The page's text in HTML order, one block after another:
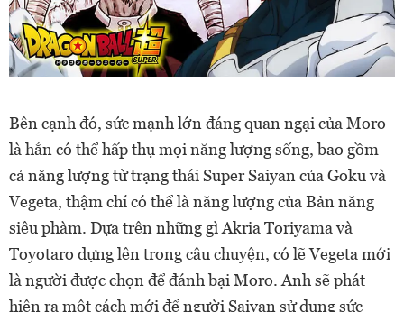
Bên cạnh đó, sức mạnh lớn đáng quan ngại của Moro
là hắn có thể hấp thụ mọi năng lượng sống,bao gồm
cả năng lượng từ trạng thái Super Saiyan của Goku và
Vegeta, thậm chí có thể là năng lượng của Bản năng
siêu phàm. Dựa trên những gì Akria Toriyama và
Toyotaro dựng lên trong câu chuyện, có lẽ Vegeta mới
là người được chọn để đánh bại Moro. Anh sẽ phát
hiện ra một cách mới để người Saiyan sử dụng sức